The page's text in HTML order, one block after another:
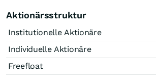
Aktionärsstruktur
Institutionelle Aktionäre
Individuelle Aktionäre
Freefloat